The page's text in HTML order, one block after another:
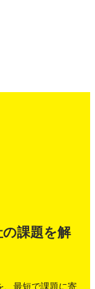
課題を解
、最短で課題に寄